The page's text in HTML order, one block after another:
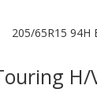
205/65R15 94H